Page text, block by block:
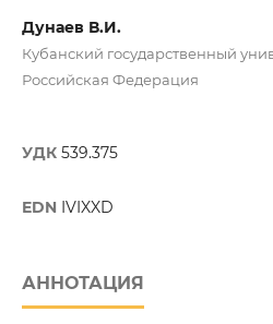
Дунаев В.И.
Кубанский государственный
Российская Федерация
УДК 539.375
EDN IVIXXD
АННОТАЦИЯ